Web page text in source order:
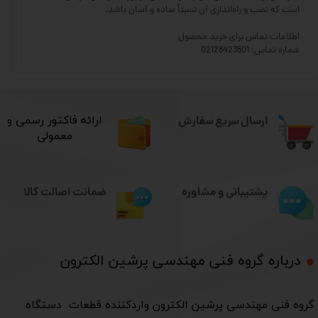
است که نصب و راه‌اندازی آن نسبتاً ساده و آسان باشد.
اطلاعات تماس برای خرید محصول
شماره تماس: 02128423501
ارسال سریع سفارش
درباره گروه فنی مهندسی پرشین الکترون​​​​​​​
​گروه فنی مهندسی پرشین الکترون واردکننده قطعات دستگاه
​ارائه فاکتور رسمی و
معمولی
پشتیبانی و مشاوره ضمانت اصالت کالا